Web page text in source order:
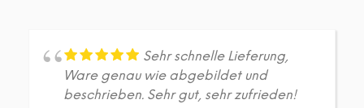
Sehr schnelle Lieferung,
Ware genau wie abgebildet und
beschrieben. Sehr gut, sehr zufrieden!